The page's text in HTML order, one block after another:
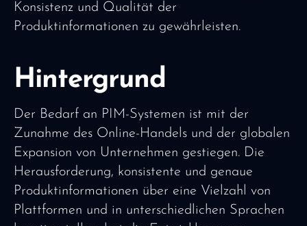
Konsistenz und Qualität der
Produktinformationen zu gewährleisten.
Hintergrund
Der Bedarf an PIM-Systemen ist mit der
Zunahme des Online-Handels und der globalen
Expansion von Unternehmen gestiegen. Die
Herausforderung, konsistente und genaue
Produktinformationen über eine Vielzahl von
Plattformen und in unterschiedlichen Sprachen